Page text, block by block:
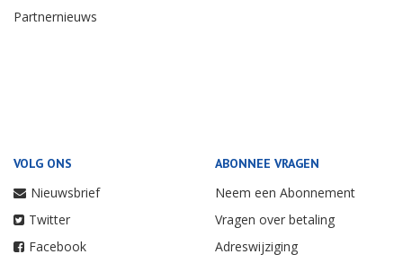
Partnernieuws
VOLG ONS
Nieuwsbrief
Twitter
Facebook
ABONNEE VRAGEN
Neem een Abonnement
Vragen over betaling
Adreswijziging